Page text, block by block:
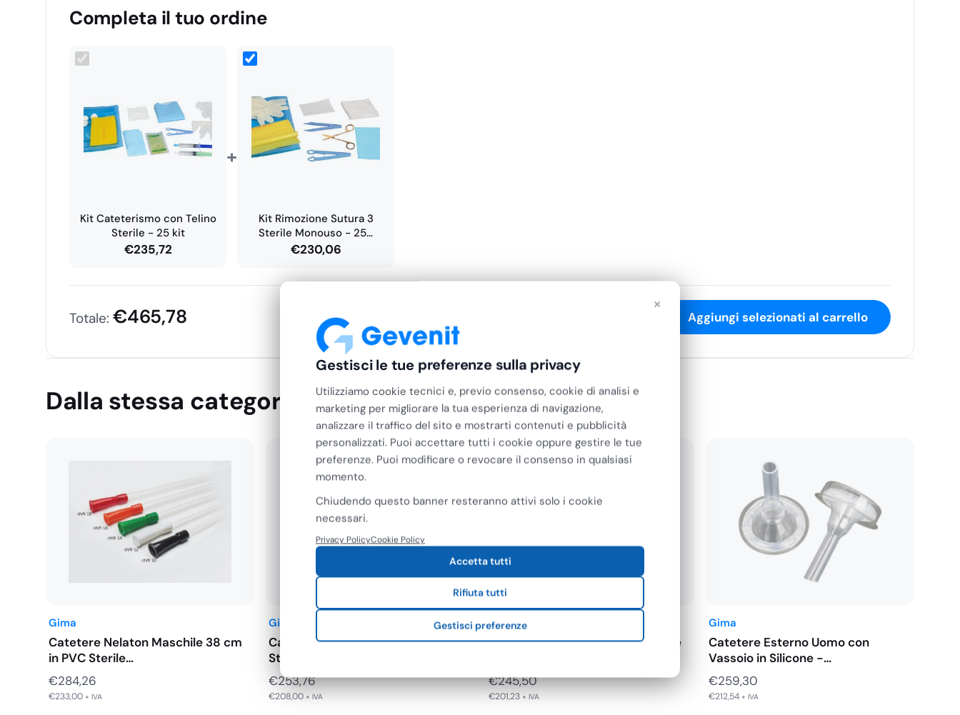
Completa il tuo ordine
Kit Cateterismo con Telino
Sterile - 25 kit
€235,72
+
Kit Rimozione Sutura 3
Sterile Monouso - 25…
€230,06
Totale: €465,78 Aggiungi selezionati al carrello
Dalla stessa categoria
Gima
Catetere Nelaton Maschile 38 cm
in PVC Sterile…
€284,26
€233,00 + IVA
Gima
Catetere per Aspirazione 50 cm
Sterile, Adattatore Conico…
€253,76
€208,00 + IVA
Gima
Catetere Esterno Uomo in Lattice
€245,50
€201,23 + IVA
Gima
Catetere Esterno Uomo con
Vassoio in Silicone -…
€259,30
€212,54 + IVA
×
Gestisci le tue preferenze sulla privacy
Utilizziamo cookie tecnici e, previo consenso, cookie di analisi e
marketing per migliorare la tua esperienza di navigazione,
analizzare il traffico del sito e mostrarti contenuti e pubblicità
personalizzati. Puoi accettare tutti i cookie oppure gestire le tue
preferenze. Puoi modificare o revocare il consenso in qualsiasi
momento.
Chiudendo questo banner resteranno attivi solo i cookie
necessari.
Privacy PolicyCookie Policy
Accetta tutti
Rifiuta tutti
Gestisci preferenze